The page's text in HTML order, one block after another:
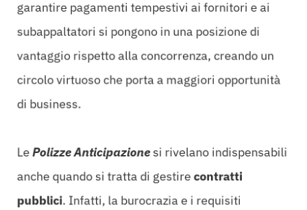
garantire pagamenti tempestivi ai fornitori e ai
subappaltatori si pongono in una posizione di
vantaggio rispetto alla concorrenza, creando un
circolo virtuoso che porta a maggiori opportunità
di business.
LePolizze Anticipazionesi rivelano indispensabili
anche quando si tratta di gestirecontratti
pubblici. Infatti, la burocrazia e i requisiti